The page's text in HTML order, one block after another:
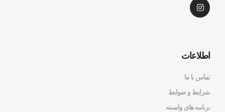
اطلاعات
تماس با ما
شرایط و ضوابط
برنامه های وابسته